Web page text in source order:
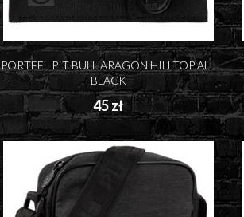
PORTFEL PIT BULL ARAGON HILLTOP ALL
BLACK
45 zł